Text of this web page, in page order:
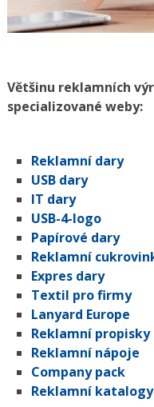
Většinu reklamních
specializované weby:
Reklamní dary
USB dary
IT dary
USB-4-logo
Papírové dary
Reklamní
Expres dary
Textil pro firmy
Lanyard Europe
Reklamní propisky
Reklamní nápoje
Company pack
Reklamní katalogy